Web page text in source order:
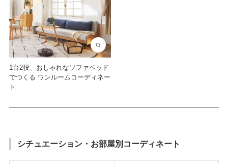
1台2役、おしゃれなソファベッド
でつくる ワンルームコーディネー
ト
シチュエーション・お部屋別コーディネート